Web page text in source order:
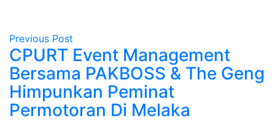
Previous Post
CPURT Event Management
Bersama PAKBOSS & The Geng
Himpunkan Peminat
Permotoran Di Melaka